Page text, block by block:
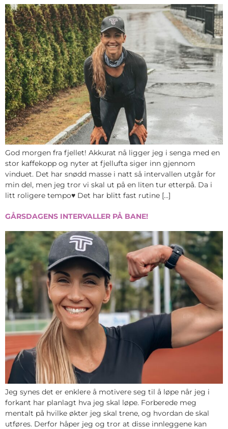
God morgen fra fjellet! Akkurat nå ligger jeg i senga med en
stor kaffekopp og nyter at fjellufta siger inn gjennom
vinduet. Det har snødd masse i natt så intervallen utgår for
min del, men jeg tror vi skal ut på en liten tur etterpå. Da i
litt roligere tempo♥ Det har blitt fast rutine […]
GÅRSDAGENS INTERVALLER PÅ BANE!
Jeg synes det er enklere å motivere seg til å løpe når jeg i
forkant har planlagt hva jeg skal løpe. Forberede meg
mentalt på hvilke økter jeg skal trene, og hvordan de skal
utføres. Derfor håper jeg og tror at disse innleggene kan